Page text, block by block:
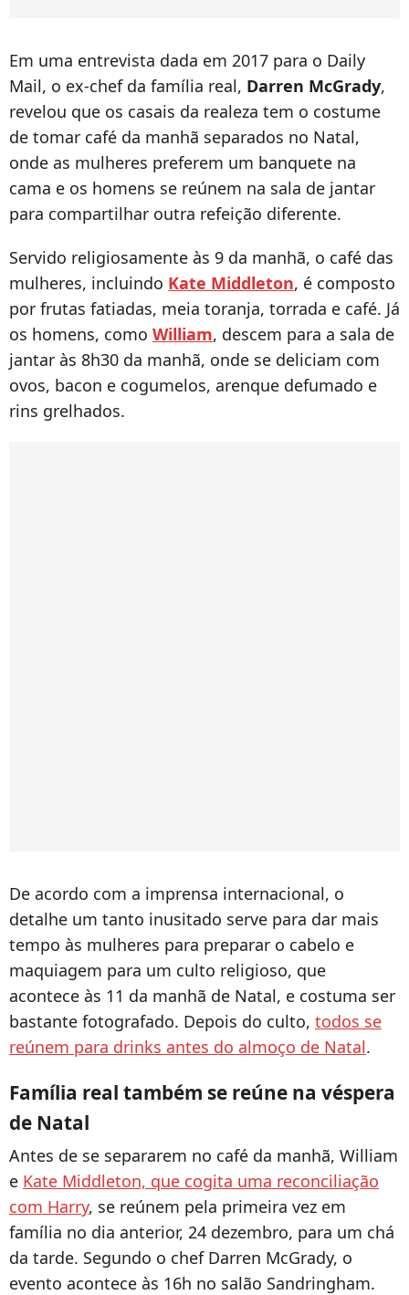
Em uma entrevista dada em 2017 para o Daily
Mail, o ex-chef da família real, Darren McGrady,
revelou que os casais da realeza tem o costume
de tomar café da manhã separados no Natal,
onde as mulheres preferem um banquete na
cama e os homens se reúnem na sala de jantar
para compartilhar outra refeição diferente.
Servido religiosamente às 9 da manhã, o café das
mulheres, incluindo Kate Middleton, é composto
por frutas fatiadas, meia toranja, torrada e café. Já
os homens, como William, descem para a sala de
jantar às 8h30 da manhã, onde se deliciam com
ovos, bacon e cogumelos, arenque defumado e
rins grelhados.
De acordo com a imprensa internacional, o
detalhe um tanto inusitado serve para dar mais
tempo às mulheres para preparar o cabelo e
maquiagem para um culto religioso, que
acontece às 11 da manhã de Natal, e costuma ser
bastante fotografado. Depois do culto, todos se
reúnem para drinks antes do almoço de Natal.
Família real também se reúne na véspera
de Natal
Antes de se separarem no café da manhã, William
e Kate Middleton, que cogita uma reconciliação
com Harry, se reúnem pela primeira vez em
família no dia anterior, 24 dezembro, para um chá
da tarde. Segundo o chef Darren McGrady, o
evento acontece às 16h no salão Sandringham.